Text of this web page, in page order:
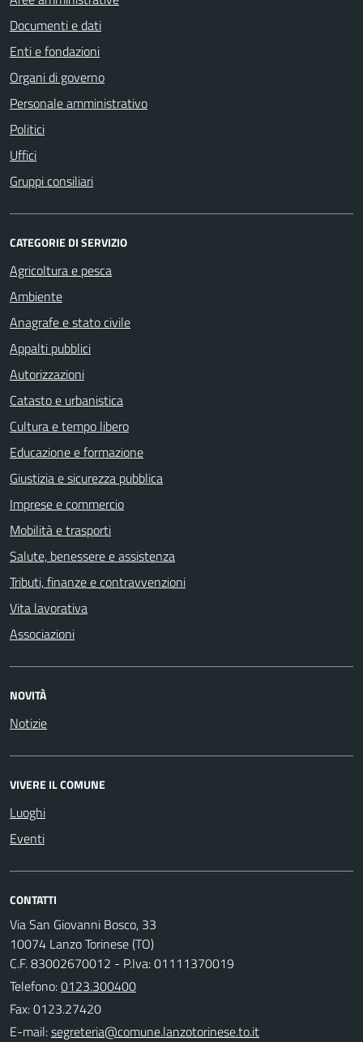
Documenti e dati
Enti e fondazioni
Organi di governo
Personale amministrativo
Politici
Uffici
Gruppi consiliari
CATEGORIE DI SERVIZIO
Agricoltura e pesca
Ambiente
Anagrafe e stato civile
Appalti pubblici
Autorizzazioni
Catasto e urbanistica
Cultura e tempo libero
Educazione e formazione
Giustizia e sicurezza pubblica
Imprese e commercio
Mobilità e trasporti
Salute, benessere e assistenza
Tributi, finanze e contravvenzioni
Vita lavorativa
Associazioni
NOVITÀ
Notizie
VIVERE IL COMUNE
Luoghi
Eventi
CONTATTI
Via San Giovanni Bosco, 33
10074 Lanzo Torinese (TO)
C.F. 83002670012 - P.Iva: 01111370019
Telefono:0123.300400
Fax: 0123.27420
E-mail: